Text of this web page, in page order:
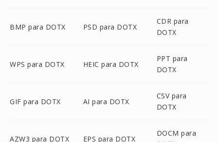
BMP para DOTX PSD para DOTX
CDR para
DOTX
WPS para DOTX HEIC para DOTX
PPT para
DOTX
GIF para DOTX AI para DOTX
CSV para
DOTX
AZW3 para DOTX EPS para DOTX
DOCM para